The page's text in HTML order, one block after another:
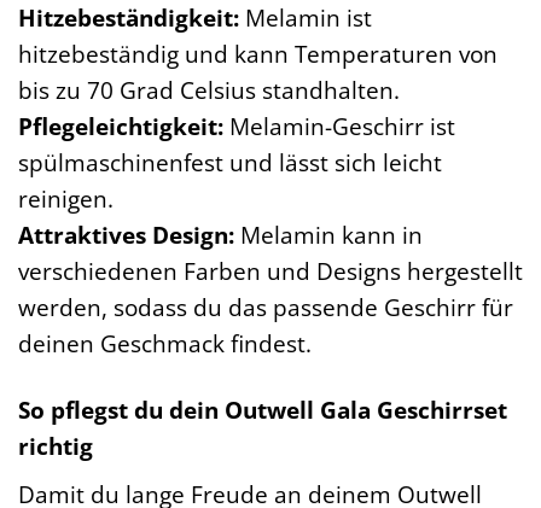
Hitzebeständigkeit: Melamin ist
hitzebeständig und kann Temperaturen von
bis zu 70 Grad Celsius standhalten.
Pflegeleichtigkeit: Melamin-Geschirr ist
spülmaschinenfest und lässt sich leicht
reinigen.
Attraktives Design: Melamin kann in
verschiedenen Farben und Designs hergestellt
werden, sodass du das passende Geschirr für
deinen Geschmack findest.
So pflegst du dein Outwell Gala Geschirrset
richtig
Damit du lange Freude an deinem Outwell